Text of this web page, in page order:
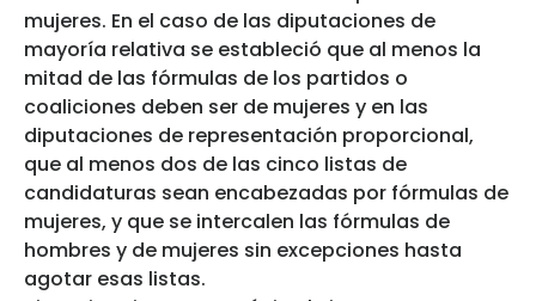
mujeres. En el caso de las diputaciones de
mayoría relativa se estableció que al menos la
mitad de las fórmulas de los partidos o
coaliciones deben ser de mujeres y en las
diputaciones de representación proporcional,
que al menos dos de las cinco listas de
candidaturas sean encabezadas por fórmulas de
mujeres, y que se intercalen las fórmulas de
hombres y de mujeres sin excepciones hasta
agotar esas listas.